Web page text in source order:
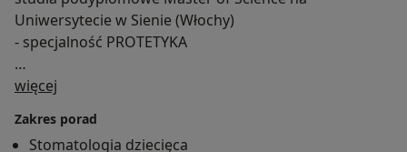
Uniwersytecie w Sienie (Włochy)
- specjalność PROTETYKA
Studia na Wydziale Stomatologicznym Śląskiej
wyróżnieniem. Staż podyplomowy odbyłam w
więcej
Zakres porad
Stomatologia dziecięca